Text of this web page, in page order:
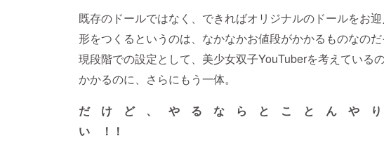
既存のドールではなく、できればオリジナルのドールをお
形をつくるというのは、なかなかお値段がかかるものなのだ
現段階での設定として、美少女双子YouTuberを考えている
かかるのに、さらにもう一体。
だ け ど 、 や る な ら と こ と ん や
い ！！